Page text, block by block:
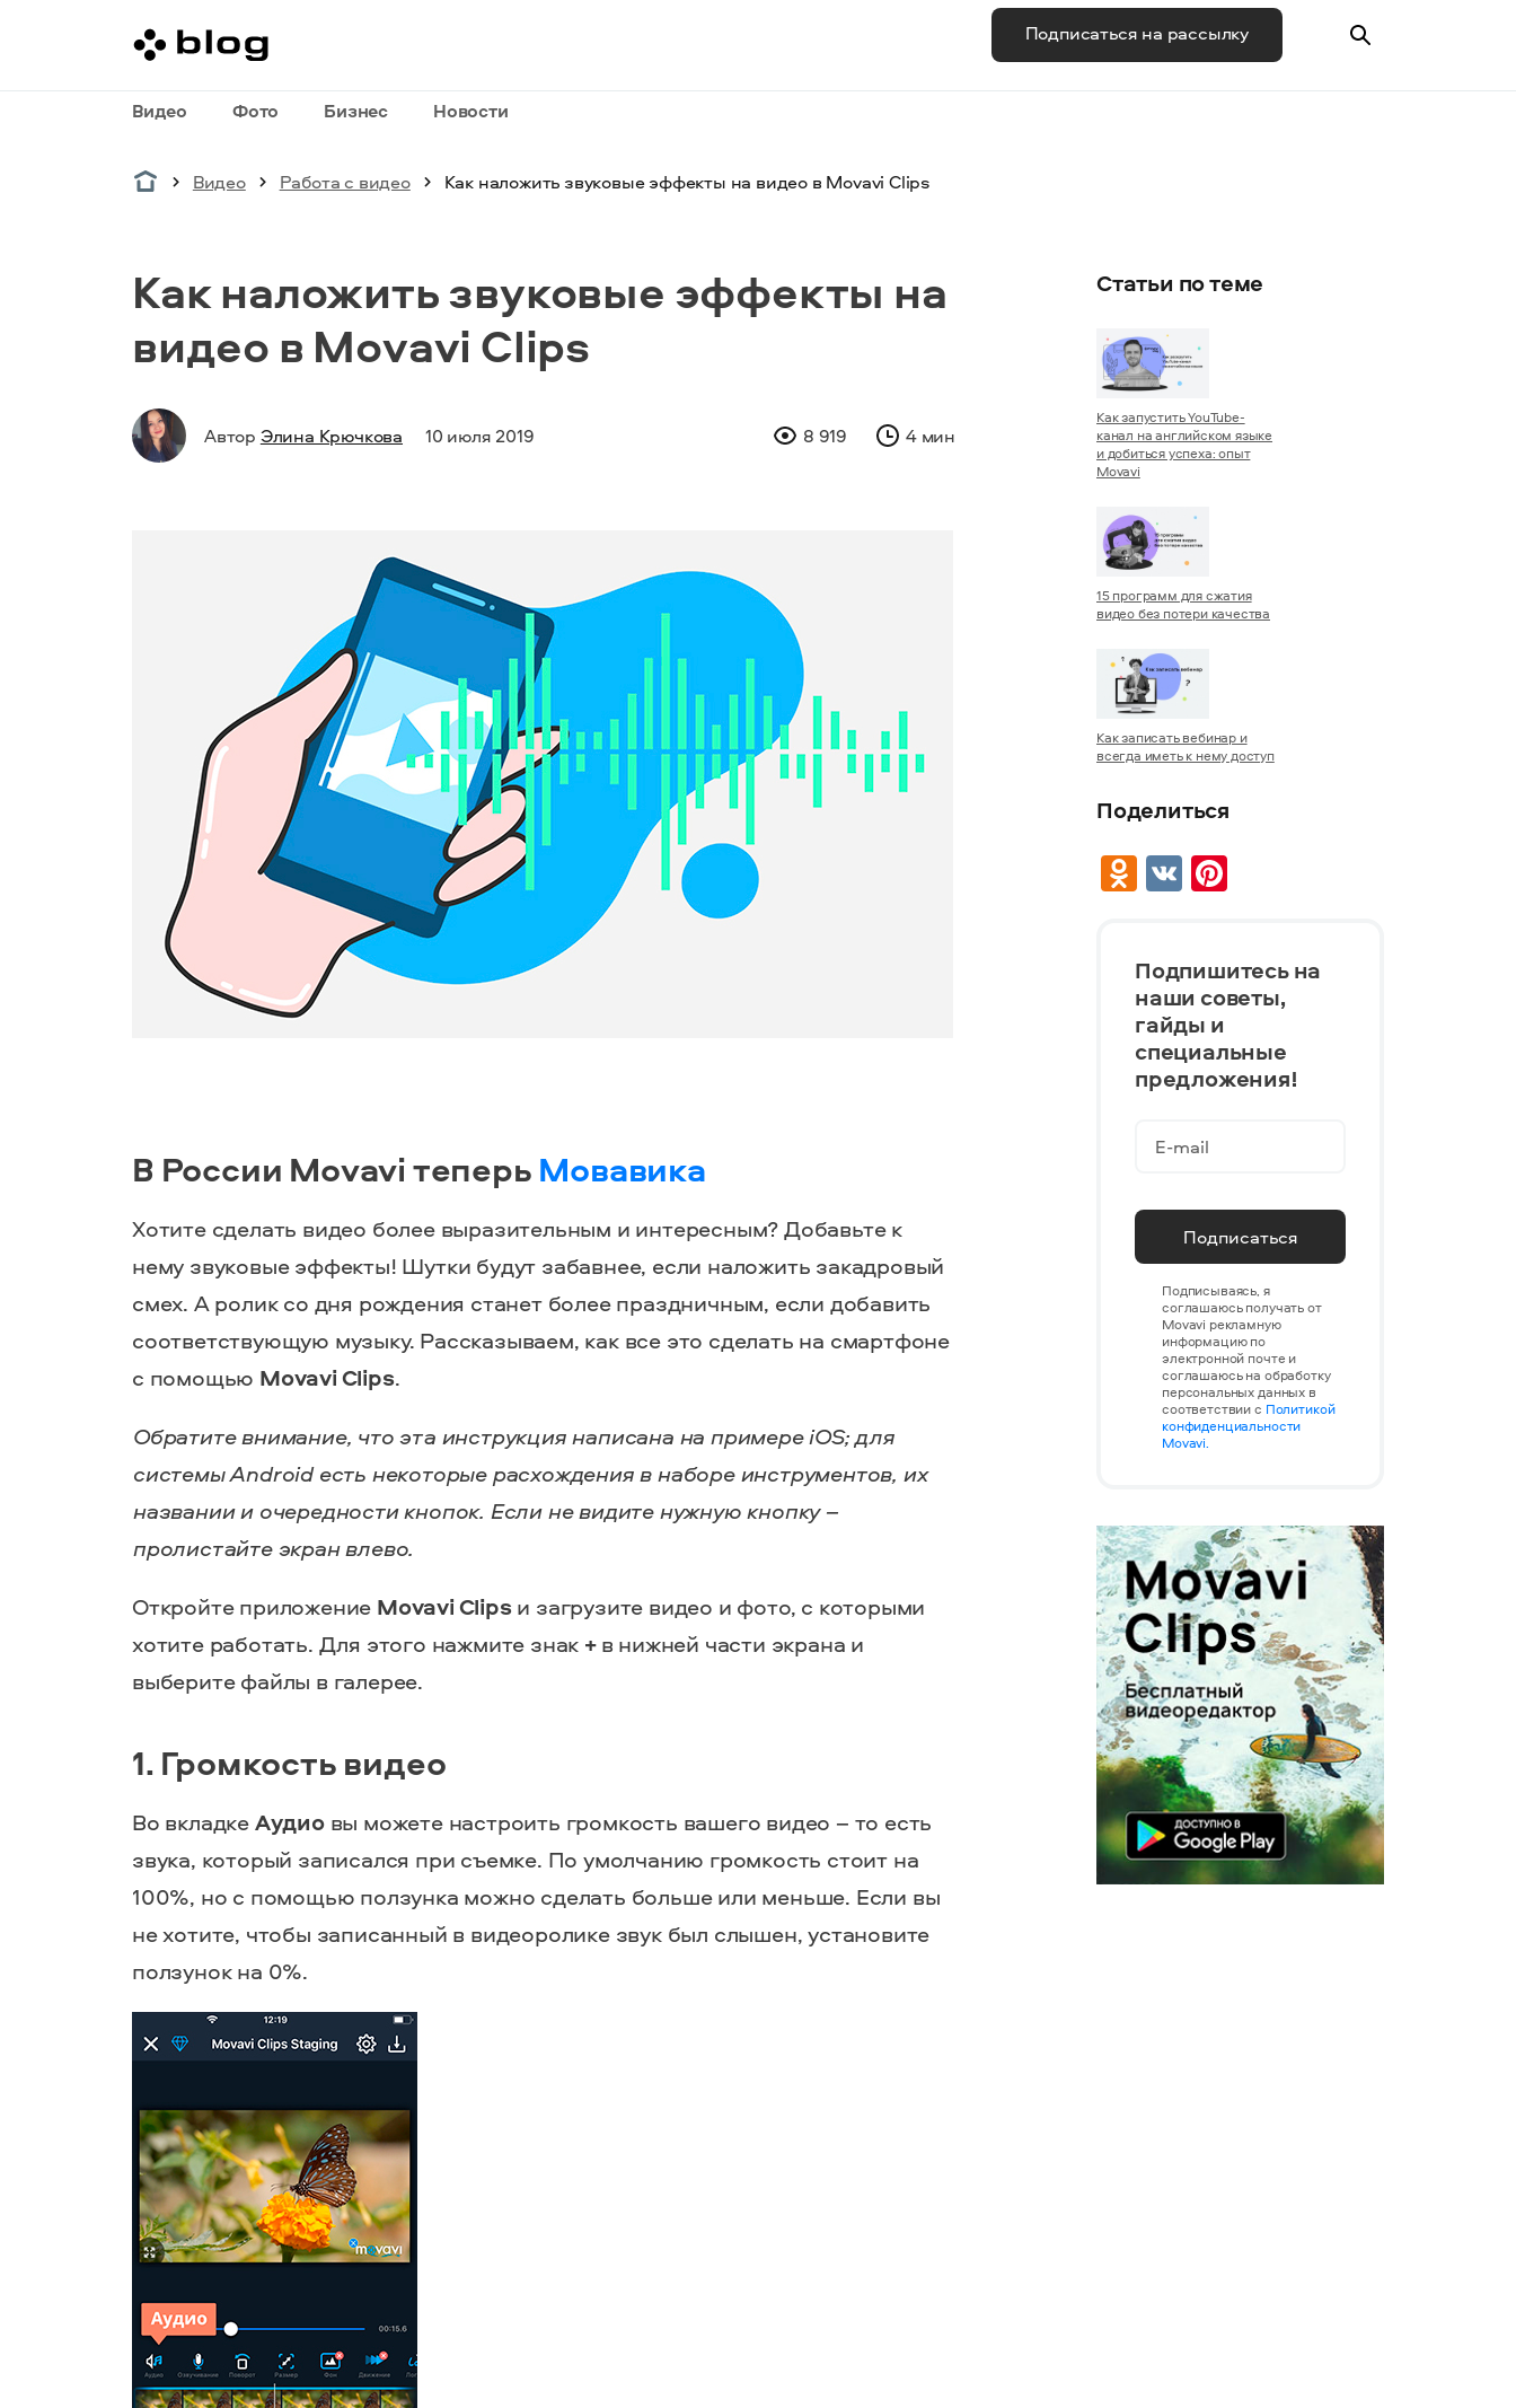
Подписаться на рассылку
Видео Фото Бизнес Новости
Видео Работа с видео Как наложить звуковые эффекты на видео в Movavi Clips
Как наложить звуковые эффекты на
видео в Movavi Clips
Автор Элина Крючкова 10 июля 2019 8 919 4 мин
В России Movavi теперьМовавика
Хотите сделать видео более выразительным и интересным? Добавьте к
нему звуковые эффекты! Шутки будут забавнее, если наложить закадровый
смех. А ролик со дня рождения станет более праздничным, если добавить
соответствующую музыку. Рассказываем, как все это сделать на смартфоне
с помощью Movavi Clips.
Обратите внимание, что эта инструкция написана на примере iOS; для
системы Android есть некоторые расхождения в наборе инструментов, их
названии и очередности кнопок. Если не видите нужную кнопку –
пролистайте экран влево.
Откройте приложение Movavi Clips и загрузите видео и фото, с которыми
хотите работать. Для этого нажмите знак +в нижней части экрана и
выберите файлы в галерее.
1. Громкость видео
Во вкладкеАудиовы можете настроить громкость вашего видео – то есть
звука, который записался при съемке. По умолчанию громкость стоит на
100%, но с помощью ползунка можно сделать больше или меньше. Если вы
не хотите, чтобы записанный в видеоролике звук был слышен, установите
ползунок на 0%.
Статьи по теме
Как запустить YouTube-
канал на английском языке
и добиться успеха: опыт
Movavi
15 программ для сжатия
видео без потери качества
Как записать вебинар и
всегда иметь к нему доступ
Поделиться
Odnoklassniki
VK
Подпишитесь на
наши советы,
гайды и
специальные
предложения!
Подписаться
Подписываясь, я
соглашаюсь получать от
Movavi рекламную
информацию по
электронной почте и
соглашаюсь на обработку
персональных данных в
соответствии с Политикой
конфиденциальности
Movavi.